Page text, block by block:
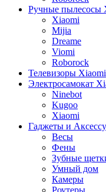
Ручные пылесосы
Xiaomi
Mijia
Dreame
Viomi
Roborock
Телевизоры Xiaomi
Электросамокат
Ninebot
Kugoo
Xiaomi
Гаджеты и
Весы
Фены
Зубные
Умный дом
Камеры
Роутеры